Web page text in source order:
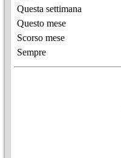
Questa settimana
Questo mese
Scorso mese
Sempre